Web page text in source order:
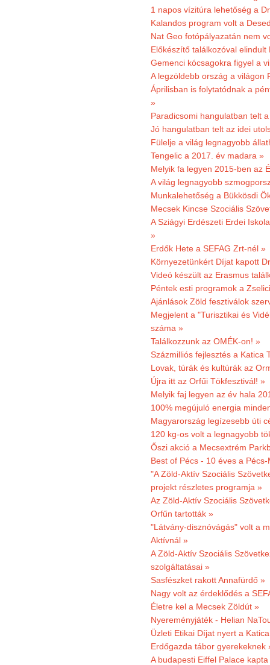
1 napos vízitúra lehetőség a
Kalandos program volt a
Nat Geo fotópályazatán nem
Előkészítő találkozóval
Gemenci kócsagokra figyel a
A legzöldebb ország a világon
Áprilisban is folytatódnak a
»
Paradicsomi hangulatban telt
Jó hangulatban telt az idei
Fülelje a világ legnagyobb
Tengelic a 2017. év madara »
Melyik fa legyen 2015-ben az
A világ legnagyobb
Munkalehetőség a Bükkösdi
Mecsek Kincse Szociális
A Sziágyi Erdészeti Erdei
»
Erdők Hete a SEFAG Zrt-nél »
Környezetünkért Díjat kapott
Videó készült az Erasmus
Péntek esti programok a
Ajánlások Zöld fesztiválok
Megjelent a "Turisztikai és
száma »
Találkozzunk az OMÉK-on! »
Százmilliós fejlesztés a Katica
Lovak, túrák és kultúrák az
Újra itt az Orfűi Tökfesztivál! »
Melyik faj legyen az év hala
100% megújuló energia
Magyarország legízesebb úti
120 kg-os volt a legnagyobb
Őszi akció a Mecsextrém
Best of Pécs - 10 éves a
"A Zöld-Aktív Szociális
projekt részletes programja »
Az Zöld-Aktív Szociális
Orfűn tartották »
"Látvány-disznóvágás" volt a
Aktívnál »
A Zöld-Aktív Szociális
szolgáltatásai »
Sasfészket rakott Annafürdő »
Nagy volt az érdeklődés a
Életre kel a Mecsek Zöldút »
Nyereményjáték - Helian
Üzleti Etikai Díjat nyert a
Erdőgazda tábor gyerekeknek
A budapesti Eiffel Palace